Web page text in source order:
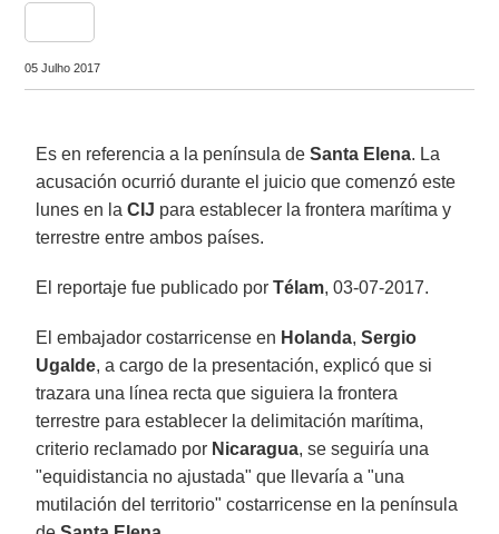
05 Julho 2017
Es en referencia a la península deSanta Elena. La
acusación ocurrió durante el juicio que comenzó este
lunes en laCIJ para establecer la frontera marítima y
terrestre entre ambos países.
El reportaje fue publicado porTélam, 03-07-2017.
El embajador costarricense en Holanda,Sergio
Ugalde, a cargo de la presentación, explicó que si
trazara una línea recta que siguiera la frontera
terrestre para establecer la delimitación marítima,
criterio reclamado por Nicaragua, se seguiría una
"equidistancia no ajustada" que llevaría a "una
mutilación del territorio" costarricense en la península